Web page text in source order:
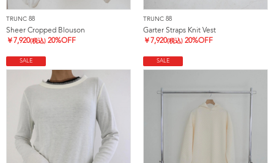
TRUNC 88
Sheer Cropped Blouson
￥ 7,920(税込) 20%OFF
TRUNC 88
Garter Straps Knit Vest
￥ 7,920(税込) 20%OFF
SALE SALE